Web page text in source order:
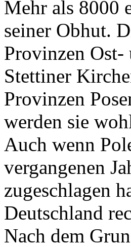
Mehr als 8000
seiner Obhut.
Provinzen Ost-
Stettiner
Provinzen
werden sie
Auch wenn
vergangenen
zugeschlagen
Deutschland
Nach dem